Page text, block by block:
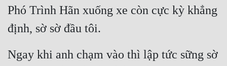
Nữ Cường
Nữ Phụ
Phó Trình Hãn xuống xe còn cực kỳ khẳng
định, sờ sờ đầu tôi.
Ngay khi anh chạm vào thì lập tức sững sờ